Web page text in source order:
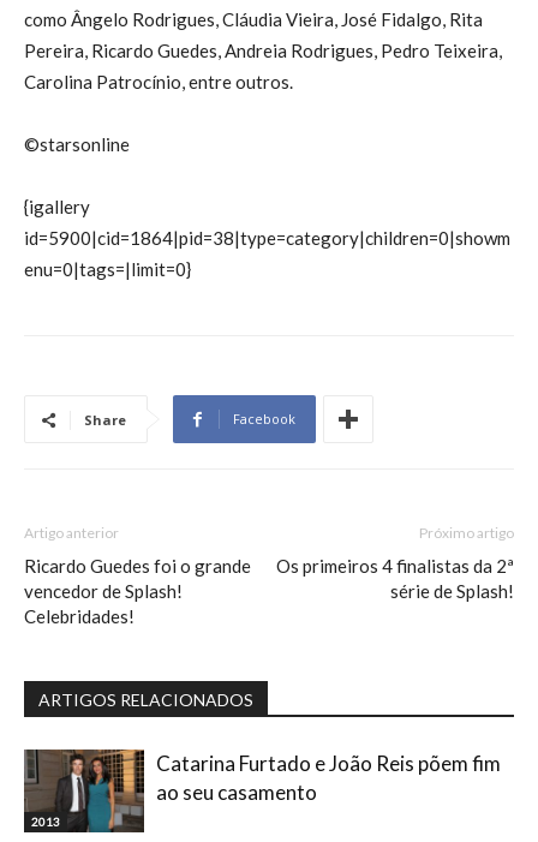
como Ângelo Rodrigues, Cláudia Vieira, José Fidalgo, Rita
Pereira, Ricardo Guedes, Andreia Rodrigues, Pedro Teixeira,
Carolina Patrocínio, entre outros.
©starsonline
{igallery
id=5900|cid=1864|pid=38|type=category|children=0|showm
enu=0|tags=|limit=0}
Share Facebook
Artigo anterior
Ricardo Guedes foi o grande
vencedor de Splash!
Celebridades!
Próximo artigo
Os primeiros 4 finalistas da 2ª
série de Splash!
ARTIGOS RELACIONADOS
2013
Catarina Furtado e João Reis põem fim
ao seu casamento